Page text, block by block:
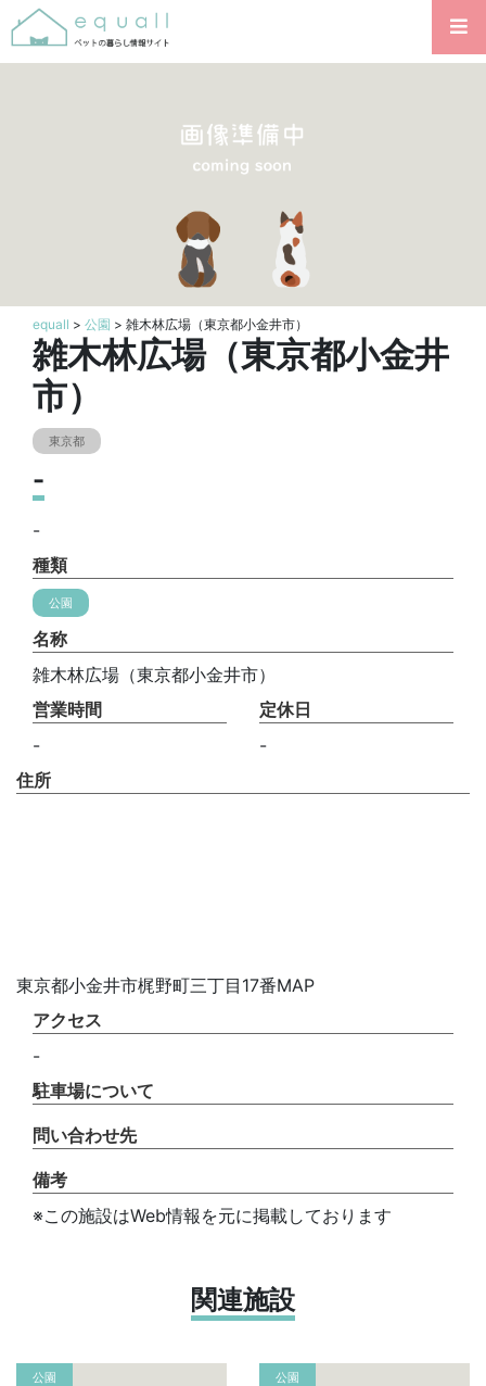
equall > 公園 > 雑木林広場（東京都小金井市）
雑木林広場（東京都小金井
市）
東京都
-
-
種類
公園
名称
雑木林広場（東京都小金井市）
営業時間
-
定休日
-
住所
東京都小金井市梶野町三丁目17番MAP
アクセス
-
駐車場について
問い合わせ先
備考
※この施設はWeb情報を元に掲載しております
関連施設
公園 公園